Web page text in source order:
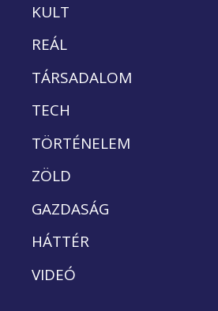
KULT
REÁL
TÁRSADALOM
TECH
TÖRTÉNELEM
ZÖLD
GAZDASÁG
HÁTTÉR
VIDEÓ